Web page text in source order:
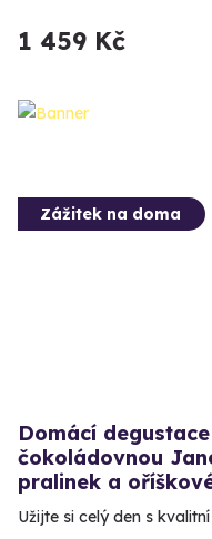
1 459 Kč
Zážitek na doma
Domácí
čokoládovnou
pralinek a
Užijte si celý den s